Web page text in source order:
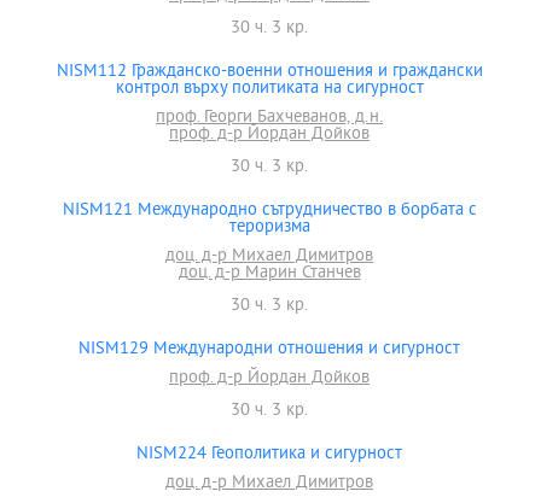
30 ч. 3 кр.
NISM112 Гражданско-военни отношения и граждански
контрол върху политиката на сигурност
проф. Георги Бахчеванов, д.н.
проф. д-р Йордан Дойков
30 ч. 3 кр.
NISM121 Международно сътрудничество в борбата с
тероризма
доц. д-р Михаел Димитров
доц. д-р Марин Станчев
30 ч. 3 кр.
NISM129 Международни отношения и сигурност
проф. д-р Йордан Дойков
30 ч. 3 кр.
NISM224 Геополитика и сигурност
доц. д-р Михаел Димитров